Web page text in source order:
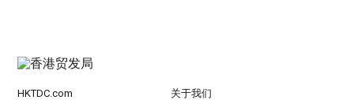
HKTDC.com 关于我们